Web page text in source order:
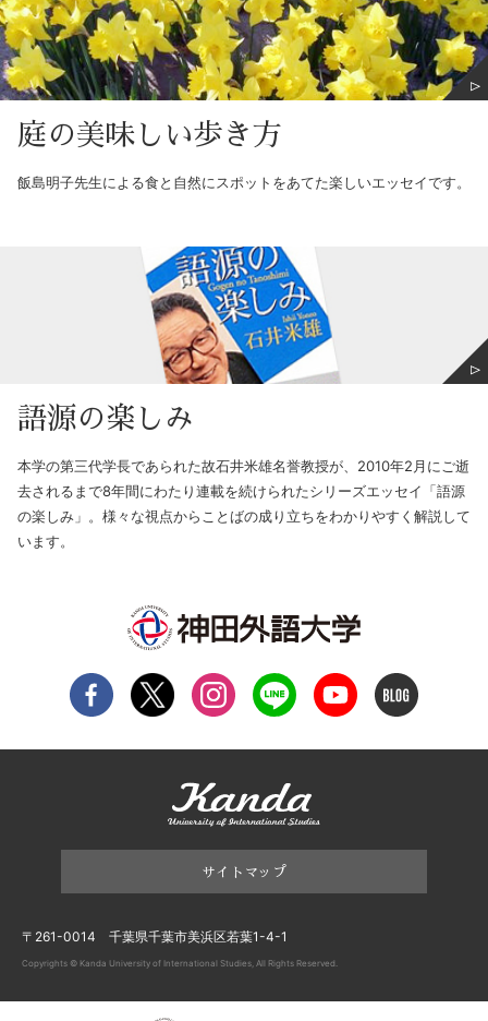
庭の美味しい歩き方
飯島明子先生による食と自然にスポットをあてた楽しいエッセイです。
語源の楽しみ
本学の第三代学長であられた故石井米雄名誉教授が、2010年2月にご逝
去されるまで8年間にわたり連載を続けられたシリーズエッセイ「語源
の楽しみ」。様々な視点からことばの成り立ちをわかりやすく解説して
います。
サイトマップ
〒261-0014 千葉県千葉市美浜区若葉1-4-1
Copyrights © Kanda University of International Studies, All Rights Reserved.